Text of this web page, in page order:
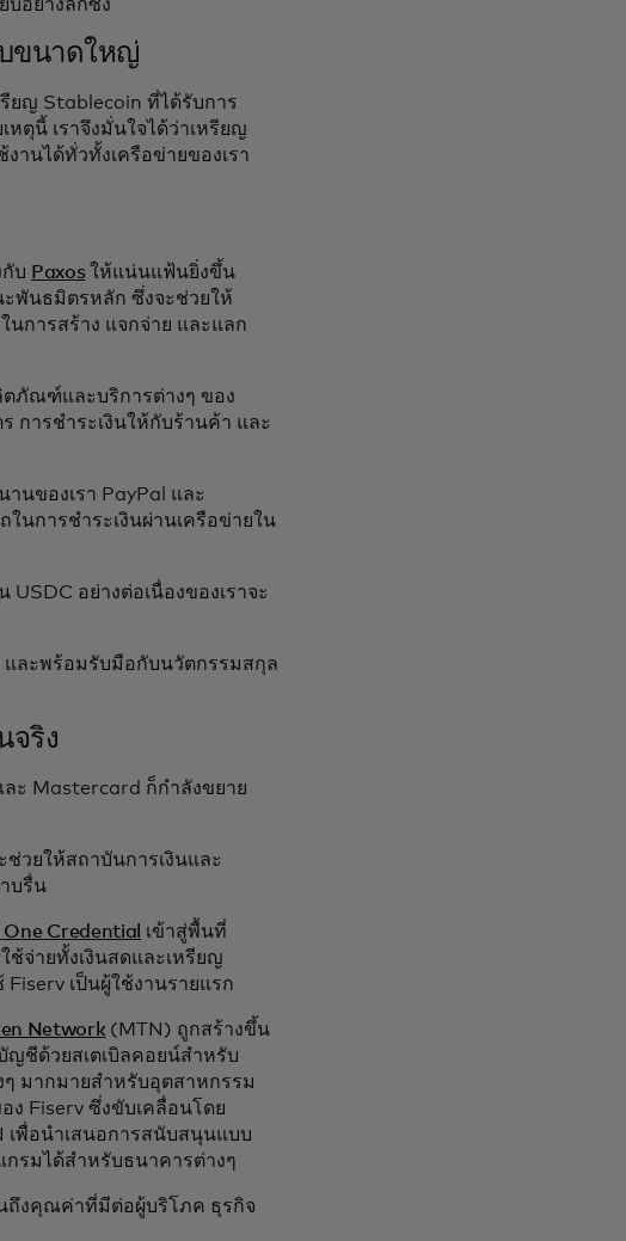
บอย่างลึกซึ้ง
ขนาดใหญ่
ยญ Stablecoin ที่ได้รับการ
ตุนี้ เราจึงมั่นใจได้ว่าเหรียญ
านได้ทั่วทั้งเครือข่ายของเรา
บ Paxosให้แน่นแฟ้นยิ่งขึ้น
พันธมิตรหลัก ซึ่งจะช่วยให้
นการสร้าง แจกจ่าย และแลก
ตภัณฑ์และบริการต่างๆ ของ
การชำระเงินให้กับร้านค้า และ
นของเรา PayPal และ
นการชำระเงินผ่านเครือข่ายใน
อย่างต่อเนื่องของเราจะ
ละพร้อมรับมือกับนวัตกรรมสกุล
จริง
ะ Mastercard ก็กำลังขยาย
ะช่วยให้สถาบันการเงินและ
บรื่น
Credential เข้าสู่พื้นที่
จ่ายทั้งเงินสดและเหรียญ
เป็นผู้ใช้งานรายแรก
Network (MTN) ถูกสร้างขึ้น
ญชีด้วยสเตเบิลคอยน์สำหรับ
มากมายสำหรับอุตสาหกรรม
Fiserv ซึ่งขับเคลื่อนโดย
เพื่อนำเสนอการสนับสนุนแบบ
รมได้สำหรับธนาคารต่างๆ
ถึงคุณค่าที่มีต่อผู้บริโภค ธุรกิจ